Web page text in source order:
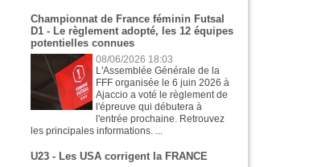
Championnat de France féminin Futsal
D1 - Le règlement adopté, les 12 équipes
potentielles connues
08/06/2026 18:03
L'Assemblée Générale de la
FFF organisée le 6 juin 2026 à
Ajaccio a voté le règlement de
l'épreuve qui débutera à
l'entrée prochaine. Retrouvez
les principales informations. ...
U23 - Les USA corrigent la FRANCE